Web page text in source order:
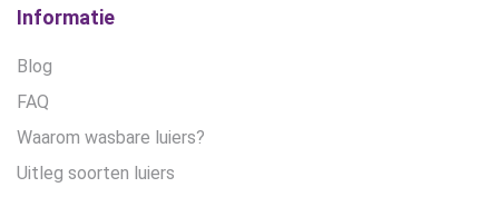
Informatie
Blog
FAQ
Waarom wasbare luiers?
Uitleg soorten luiers